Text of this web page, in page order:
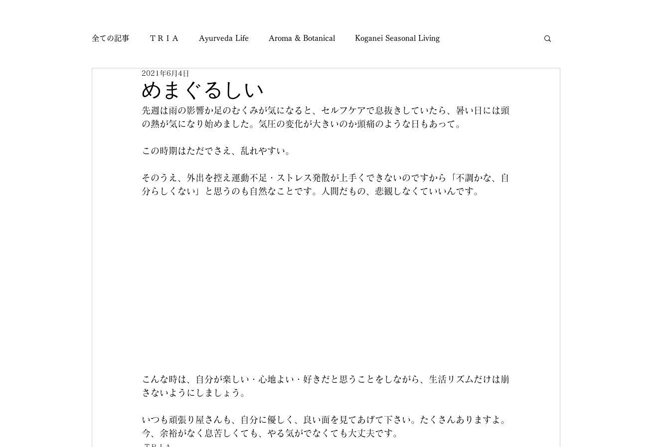
全ての記事 ＴＲＩＡ Ayurveda Life Aroma & Botanical Koganei Seasonal Living
Journey & Culture Notes
めまぐるしい
2021年6月4日
先週は雨の影響か足のむくみが気になると、セルフケアで息抜きしていたら、暑い日には頭
の熱が気になり始めました。気圧の変化が大きいのか頭痛のような日もあって。
この時期はただでさえ、乱れやすい。
そのうえ、外出を控え運動不足・ストレス発散が上手くできないのですから「不調かな、自
分らしくない」と思うのも自然なことです。人間だもの、悲観しなくていいんです。
こんな時は、自分が楽しい・心地よい・好きだと思うことをしながら、生活リズムだけは崩
さないようにしましょう。
いつも頑張り屋さんも、自分に優しく、良い面を見てあげて下さい。たくさんありますよ。
今、余裕がなく息苦しくても、やる気がでなくても大丈夫です。